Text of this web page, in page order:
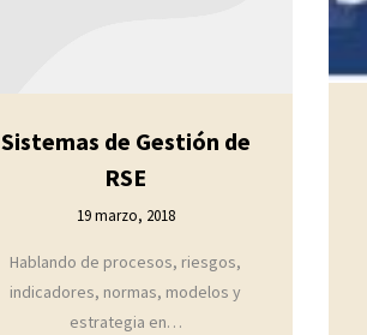
Sistemas de Gestión de
RSE
19 marzo, 2018
Hablando de procesos, riesgos,
indicadores, normas, modelos y
estrategia en…